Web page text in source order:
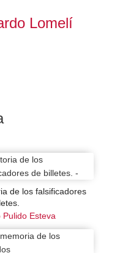
el desarrollo
Lomelí
de los falsificadores
Pulido Esteva